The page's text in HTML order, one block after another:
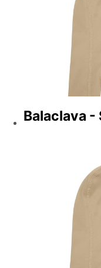
Balaclava -